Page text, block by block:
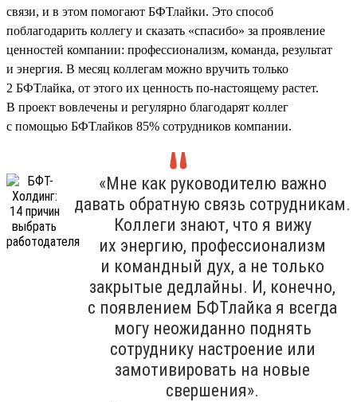
связи, и в этом помогают БФТлайки. Это способ
поблагодарить коллегу и сказать «спасибо» за проявление
ценностей компании: профессионализм, команда, результат
и энергия. В месяц коллегам можно вручить только
2 БФТлайка, от этого их ценность по-настоящему растет.
В проект вовлечены и регулярно благодарят коллег
с помощью БФТлайков 85% сотрудников компании.
«Мне как руководителю важно
давать обратную связь сотрудникам.
Коллеги знают, что я вижу
их энергию, профессионализм
и командный дух, а не только
закрытые дедлайны. И, конечно,
с появлением БФТлайка я всегда
могу неожиданно поднять
сотруднику настроение или
замотивировать на новые
свершения».